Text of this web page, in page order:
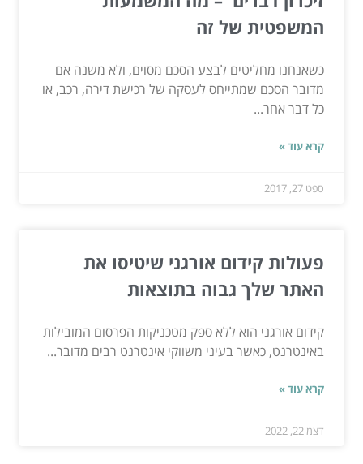
המשפטית של זה
כשאנחנו מחליטים לבצע הסכם מסוים, ולא משנה אם
מדובר הסכם שמתייחס לעסקה של רכישת דירה, רכב, או
כל דבר אחר...
קרא עוד »
ספט 27, 2017
פעולות קידום אורגני שיטיסו את
האתר שלך גבוה בתוצאות
קידום אורגני הוא ללא ספק מטכניקות הפרסום המובילות
באינטרנט, כאשר בעיני משווקי אינטרנט רבים מדובר...
קרא עוד »
דצמ 22, 2022